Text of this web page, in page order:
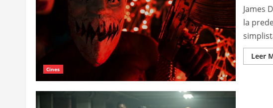
Cines
James
la
Leer